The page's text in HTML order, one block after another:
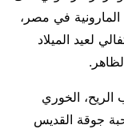
في مصر،
لعيد الميلاد
الخوري
جوقة القديس